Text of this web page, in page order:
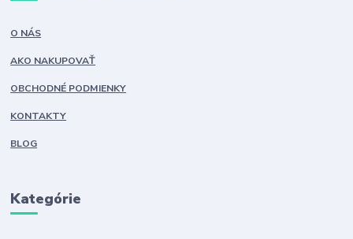
O NÁS
AKO NAKUPOVAŤ
OBCHODNÉ PODMIENKY
KONTAKTY
BLOG
Kategórie